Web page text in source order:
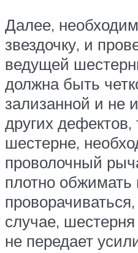
Далее,
звездочку, и
ведущей
должна быть
зализанной и не
других дефектов,
шестерне,
проволочный
плотно обжимать
случае,
не передает